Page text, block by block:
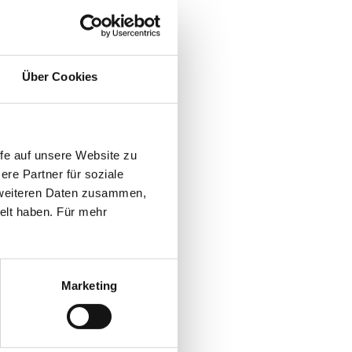
Über Cookies
auf unsere Website zu
Partner für soziale
Daten zusammen,
haben. Für mehr
Marketing
Innerhalb von
Aussage von
von rund fünf
die
an den
im September